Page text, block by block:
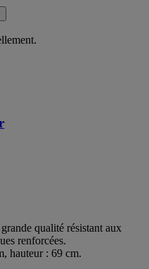
qualité résistant aux
renforcées.
hauteur : 69 cm.